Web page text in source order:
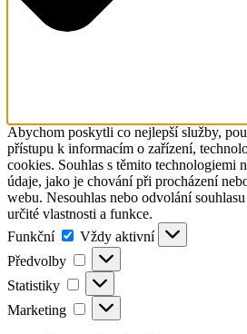
Abychom poskytli co nejlepší služby,
přístupu k informacím o zařízení,
cookies. Souhlas s těmito technologiemi
údaje, jako je chování při procházení
webu. Nesouhlas nebo odvolání
určité vlastnosti a funkce.
Funkční
Funkční
Vždy aktivní
Předvolby
Předvolby
Statistiky Statistiky
Marketing Marketing